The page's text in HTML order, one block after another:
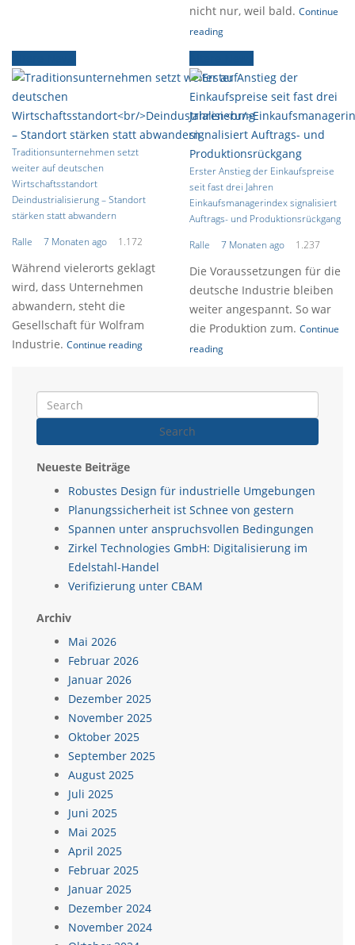
nicht nur, weil bald. Continue
reading
Traditionsunternehmen setzt
weiter auf deutschen
Wirtschaftsstandort
Deindustrialisierung – Standort
stärken statt abwandern
Ralle
7 Monaten ago 1.172
Während vielerorts geklagt
wird, dass Unternehmen
abwandern, steht die
Gesellschaft für Wolfram
Industrie. Continue reading
Erster Anstieg der Einkaufspreise
seit fast drei Jahren
Einkaufsmanagerindex signalisiert
Auftrags- und Produktionsrückgang
Ralle
7 Monaten ago 1.237
Die Voraussetzungen für die
deutsche Industrie bleiben
weiter angespannt. So war
die Produktion zum. Continue
reading
Search
Neueste Beiträge
Robustes Design für industrielle Umgebungen
Planungssicherheit ist Schnee von gestern
Spannen unter anspruchsvollen Bedingungen
Zirkel Technologies GmbH: Digitalisierung im
Edelstahl-Handel
Verifizierung unter CBAM
Archiv
Mai 2026
Februar 2026
Januar 2026
Dezember 2025
November 2025
Oktober 2025
September 2025
August 2025
Juli 2025
Juni 2025
Mai 2025
April 2025
Februar 2025
Januar 2025
Dezember 2024
November 2024